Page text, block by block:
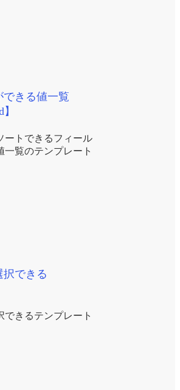
きる値一覧
ートできるフィール
一覧のテンプレート
択できる
できるテンプレート